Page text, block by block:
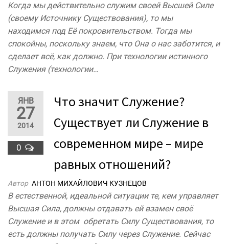
Когда мы действительно служим своей Высшей Силе
(своему Источнику Существования), то мы
находимся под Её покровительством. Тогда мы
спокойны, поскольку знаем, что Она о нас заботится, и
сделает всё, как должно. При технологии истинного
Служения (технологии…
ЯНВ
27
2014
0
Что значит Служение?
Существует ли Служение в
современном мире – мире
равных отношений?
Автор АНТОН МИХАЙЛОВИЧ КУЗНЕЦОВ
В естественной, идеальной ситуации те, кем управляет
Высшая Сила, должны отдавать ей взамен своё
Служение и в этом обретать Силу Существования, то
есть должны получать Силу через Служение. Сейчас